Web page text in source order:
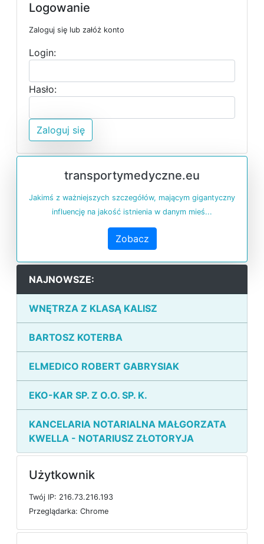
Logowanie
Zaloguj się lub załóż konto
Login:
Hasło:
Zaloguj się
transportymedyczne.eu
Jakimś z ważniejszych szczegółów, mającym gigantyczny
influencję na jakość istnienia w danym mieś...
Zobacz
NAJNOWSZE:
WNĘTRZA Z KLASĄ KALISZ
BARTOSZ KOTERBA
ELMEDICO ROBERT GABRYSIAK
EKO-KAR SP. Z O.O. SP. K.
KANCELARIA NOTARIALNA MAŁGORZATA
KWELLA - NOTARIUSZ ZŁOTORYJA
Użytkownik
Twój IP: 216.73.216.193
Przeglądarka: Chrome